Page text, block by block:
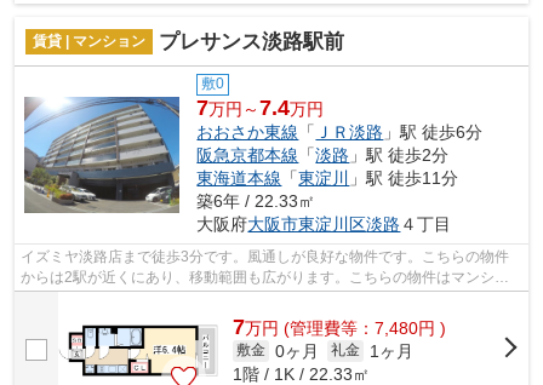
賃貸 | マンション プレサンス淡路駅前
敷0
7万円～7.4万円
おおさか東線 「 ＪＲ淡路 」駅 徒歩6分
阪急京都本線 「淡路 」駅 徒歩2分
東海道本線 「東淀川
」駅 徒歩11分
築6年 / 22.33㎡
大阪府大阪市東淀川区淡路 ４丁目
イズミヤ淡路店まで徒歩3分です。風通しが良好な物件です。こちらの物件
からは2駅が近くにあり、移動範囲も広がります。こちらの物件はマンショ
7万円 (管理費等：7,480円 )
敷金 0ヶ月 礼金
1ヶ月
1階 / 1K / 22.33㎡